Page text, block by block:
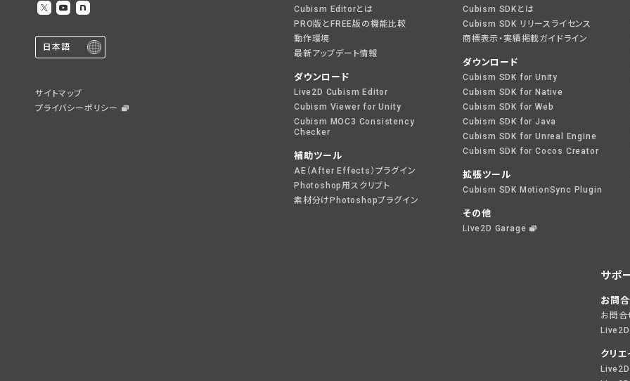
日本語
サイトマップ
プライバシーポリシー
Cubism Editorとは
PRO版とFREE版の機能比較
動作環境
最新アップデート情報
ダウンロード
Live2D Cubism Editor
Cubism Viewer for Unity
Cubism MOC3 Consistency
Checker
補助ツール
AE（After Effects）プラグイン
Photoshop用スクリプト
素材分けPhotoshopプラグイン
Cubism SDKとは
Cubism SDK リリースライセンス
商標表示・実績掲載ガイドライン
ダウンロード
Cubism SDK for Unity
Cubism SDK for Native
Cubism SDK for Web
Cubism SDK for Java
Cubism SDK for Unreal Engine
Cubism SDK for Cocos Creator
拡張ツール
Cubism SDK MotionSync Plugin
その他
Live2D Garage
サポ
お問
お問合
クリ
Live2D